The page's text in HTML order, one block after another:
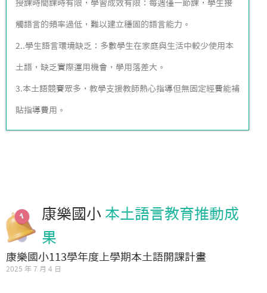
授課時間課時有限，學習成效有限：每週僅一節課，學生接
觸語言的頻率過低，難以建立穩固的語言能力。
2..學生語言環境缺乏：多數學生在家庭與生活中較少使用本
土語，缺乏實際運用機會，學用落差大。
3.本土語競賽眾多，教學支援教師熱心指導但無固定經費能補
貼指導費用。
康樂國小 本土語言教育推動成
果
康樂國小113學年度上學期本土語開課計畫
2025 年 7 月 4 日